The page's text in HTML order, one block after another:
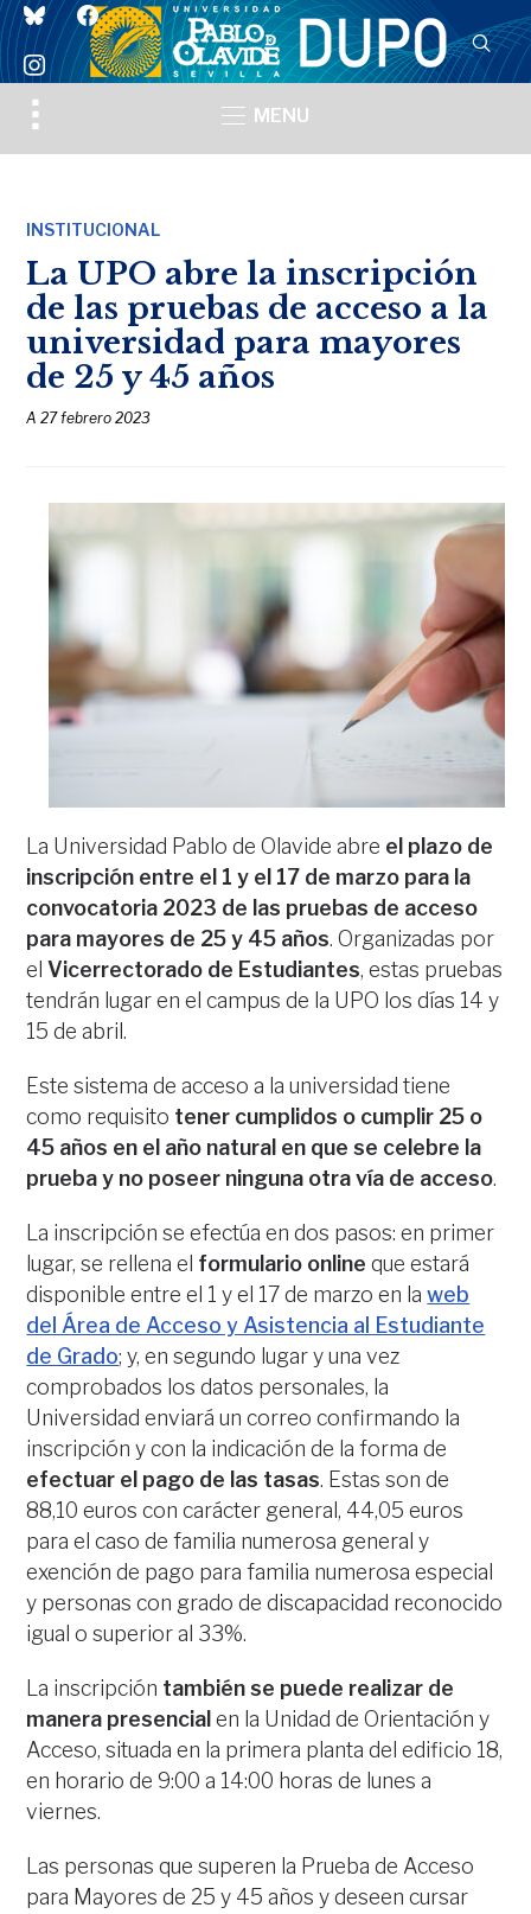
blueskyfacebook
instagram
Toggle
sidebar
MENU
INSTITUCIONAL
La UPO abre la inscripción
de las pruebas de acceso a la
universidad para mayores
de 25 y 45 años
A27 febrero 2023
La Universidad Pablo de Olavide abre el plazo de
inscripción entre el 1 y el 17 de marzo para la
convocatoria 2023 de las pruebas de acceso
para mayores de 25 y 45 años. Organizadas por
elVicerrectorado de Estudiantes, estas pruebas
tendrán lugar en el campus de la UPO los días 14 y
15 de abril.
Este sistema de acceso a la universidad tiene
como requisito tener cumplidos o cumplir 25 o
45 años en el año natural en que se celebre la
prueba y no poseer ninguna otra vía de acceso.
La inscripción se efectúa en dos pasos: en primer
lugar, se rellena el formulario online que estará
disponible entre el 1 y el 17 de marzo en laweb
del Área de Acceso y Asistencia al Estudiante
de Grado; y, en segundo lugar y una vez
comprobados los datos personales, la
Universidad enviará un correo confirmando la
inscripción y con la indicación de la forma de
efectuar el pago de las tasas. Estas son de
88,10 euros con carácter general, 44,05 euros
para el caso de familia numerosa general y
exención de pago para familia numerosa especial
y personas con grado de discapacidad reconocido
igual o superior al 33%.
La inscripción también se puede realizar de
manera presencial en la Unidad de Orientación y
Acceso, situada en la primera planta del edificio 18,
en horario de 9:00 a 14:00 horas de lunes a
viernes.
Las personas que superen la Prueba de Acceso
para Mayores de 25 y 45 años y deseen cursar